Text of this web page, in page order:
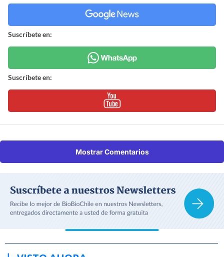
Suscríbete en:
Suscríbete en:
Mostrar Comentarios